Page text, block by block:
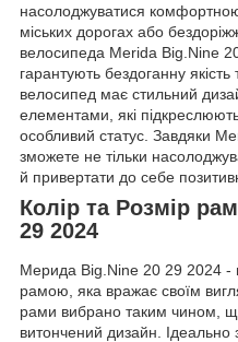
насолоджуватися
міських дорогах або
велосипеда Merida Big.Nine
гарантують бездоганну якість
велосипед має стильний
елементами, які
особливий статус. Завдяки
зможете не тільки
й привертати до себе
Колір та Розмір
29 2024
Мерида Big.Nine 20 29 2024 -
рамою, яка вражає своїм
рами вибрано таким чином,
витончений дизайн.